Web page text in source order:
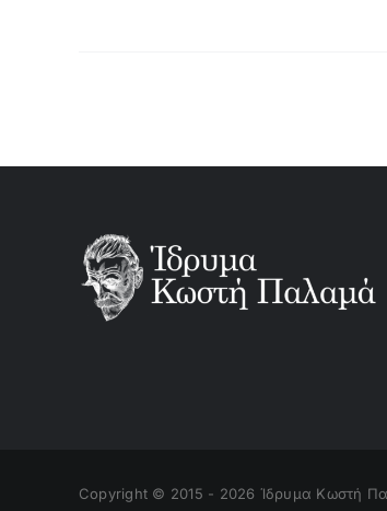
Copyright © 2015 - 2026 Ίδρυμα Κωστή